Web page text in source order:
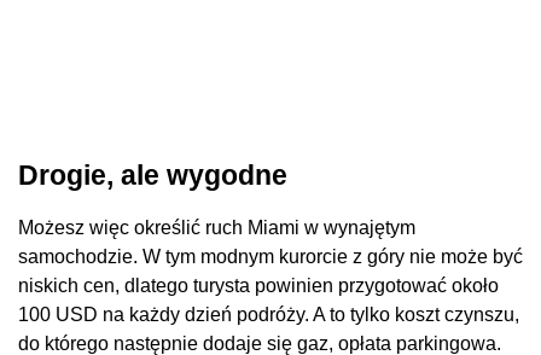
Drogie, ale wygodne
Możesz więc określić ruch Miami w wynajętym
samochodzie. W tym modnym kurorcie z góry nie może być
niskich cen, dlatego turysta powinien przygotować około
100 USD na każdy dzień podróży. A to tylko koszt czynszu,
do którego następnie dodaje się gaz, opłata parkingowa.